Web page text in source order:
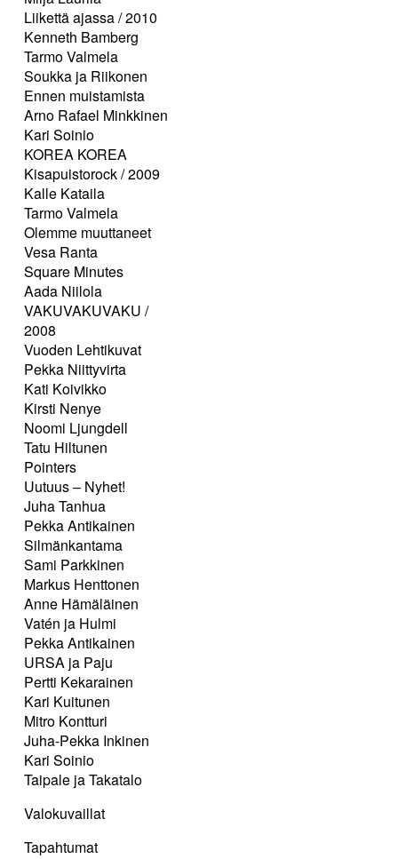
Liikettä ajassa / 2010
Kenneth Bamberg
Tarmo Valmela
Soukka ja Riikonen
Ennen muistamista
Arno Rafael Minkkinen
Kari Soinio
KOREA KOREA
Kisapuistorock / 2009
Kalle Kataila
Tarmo Valmela
Olemme muuttaneet
Vesa Ranta
Square Minutes
Aada Niilola
VAKUVAKUVAKU /
2008
Vuoden Lehtikuvat
Pekka Niittyvirta
Kati Koivikko
Kirsti Nenye
Noomi Ljungdell
Tatu Hiltunen
Pointers
Uutuus – Nyhet!
Juha Tanhua
Pekka Antikainen
Silmänkantama
Sami Parkkinen
Markus Henttonen
Anne Hämäläinen
Vatén ja Hulmi
Pekka Antikainen
URSA ja Paju
Pertti Kekarainen
Kari Kuitunen
Mitro Kontturi
Juha-Pekka Inkinen
Kari Soinio
Taipale ja Takatalo
Valokuvaillat
Tapahtumat